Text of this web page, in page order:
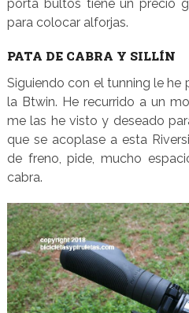
porta bultos tiene un precio
para colocar alforjas.
PATA DE CABRA Y SILLÍN
Siguiendo con el tunning le he
la Btwin. He recurrido a un
me las he visto y deseado
que se acoplase a esta
de freno, pide, mucho
cabra.